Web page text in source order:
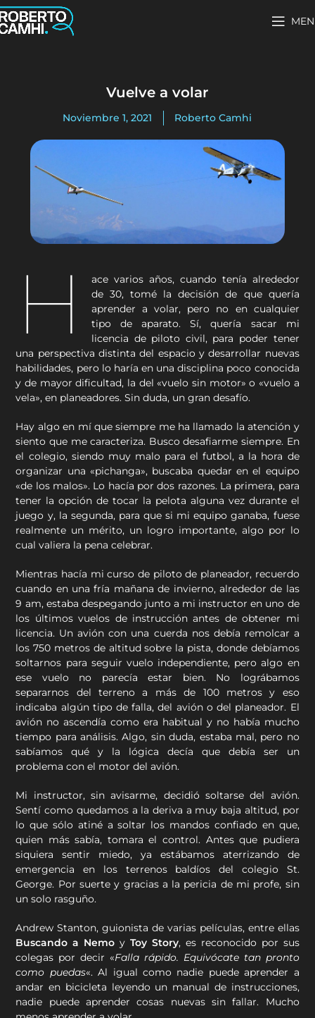
Vuelve a volar
Noviembre 1, 2021 Roberto Camhi
H
ace varios años, cuando tenía alrededor
de 30, tomé la decisión de que quería
aprender a volar, pero no en cualquier
tipo de aparato. Sí, quería sacar mi
licencia de piloto civil, para poder tener
una perspectiva distinta del espacio y desarrollar nuevas
habilidades, pero lo haría en una disciplina poco conocida
y de mayor dificultad, la del «vuelo sin motor» o «vuelo a
vela», en planeadores. Sin duda, un gran desafío.
Hay algo en mí que siempre me ha llamado la atención y
siento que me caracteriza. Busco desafiarme siempre. En
el colegio, siendo muy malo para el futbol, a la hora de
organizar una «pichanga», buscaba quedar en el equipo
«de los malos». Lo hacía por dos razones. La primera, para
tener la opción de tocar la pelota alguna vez durante el
juego y, la segunda, para que si mi equipo ganaba, fuese
realmente un mérito, un logro importante, algo por lo
cual valiera la pena celebrar.
Mientras hacía mi curso de piloto de planeador, recuerdo
cuando en una fría mañana de invierno, alrededor de las
9 am, estaba despegando junto a mi instructor en uno de
los últimos vuelos de instrucción antes de obtener mi
licencia. Un avión con una cuerda nos debía remolcar a
los 750 metros de altitud sobre la pista, donde debíamos
soltarnos para seguir vuelo independiente, pero algo en
ese vuelo no parecía estar bien. No lográbamos
separarnos del terreno a más de 100 metros y eso
indicaba algún tipo de falla, del avión o del planeador. El
avión no ascendía como era habitual y no había mucho
tiempo para análisis. Algo, sin duda, estaba mal, pero no
sabíamos qué y la lógica decía que debía ser un
problema con el motor del avión.
Mi instructor, sin avisarme, decidió soltarse del avión.
Sentí como quedamos a la deriva a muy baja altitud, por
lo que sólo atiné a soltar los mandos confiado en que,
quien más sabía, tomara el control. Antes que pudiera
siquiera sentir miedo, ya estábamos aterrizando de
emergencia en los terrenos baldíos del colegio St.
George. Por suerte y gracias a la pericia de mi profe, sin
un solo rasguño.
Andrew Stanton, guionista de varias películas, entre ellas
Buscando a Nemo yToy Story, es reconocido por sus
colegas por decir «Falla rápido. Equivócate tan pronto
como puedas«. Al igual como nadie puede aprender a
andar en bicicleta leyendo un manual de instrucciones,
nadie puede aprender cosas nuevas sin fallar. Mucho